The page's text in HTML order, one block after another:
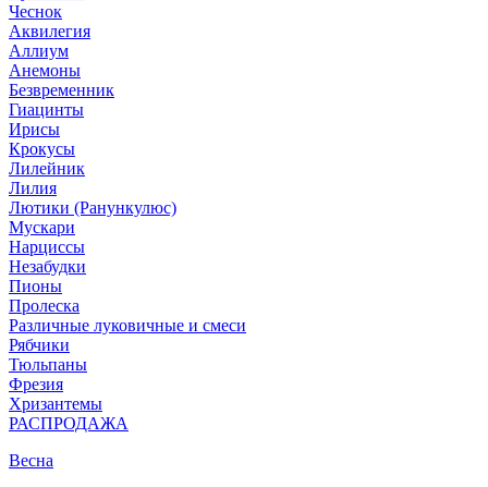
Чеснок
Аквилегия
Аллиум
Анемоны
Безвременник
Гиацинты
Ирисы
Крокусы
Лилейник
Лилия
Лютики (Ранункулюс)
Мускари
Нарцисcы
Незабудки
Пионы
Пролеска
Различные луковичные и смеси
Рябчики
Тюльпаны
Фрезия
Хризантемы
РАСПРОДАЖА
Весна